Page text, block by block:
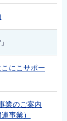
にこサポー
業のご案内
事業）